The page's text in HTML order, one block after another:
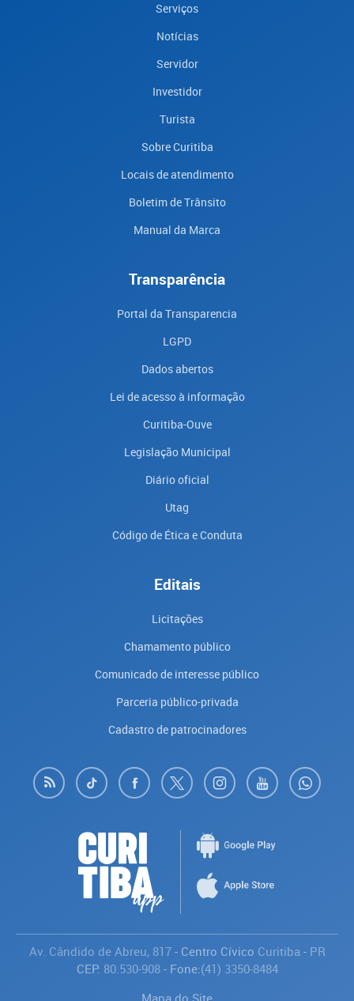
Serviços
Notícias
Servidor
Investidor
Turista
Sobre Curitiba
Locais de atendimento
Boletim de Trânsito
Manual da Marca
Transparência
Portal da Transparencia
LGPD
Dados abertos
Lei de acesso à informação
Curitiba-Ouve
Legislação Municipal
Diário oficial
Utag
Código de Ética e Conduta
Editais
Licitações
Chamamento público
Comunicado de interesse público
Parceria público-privada
Cadastro de patrocinadores
Av. Cândido de Abreu, 817- Centro Cívico Curitiba- PR
CEP: 80.530-908- Fone:(41) 3350-8484